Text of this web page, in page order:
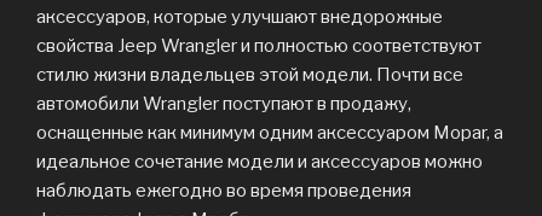
аксессуаров, которые улучшают внедорожные
свойства Jeep Wrangler и полностью соответствуют
стилю жизни владельцев этой модели. Почти все
автомобили Wrangler поступают в продажу,
оснащенные как минимум одним аксессуаром Mopar, а
идеальное сочетание модели и аксессуаров можно
наблюдать ежегодно во время проведения